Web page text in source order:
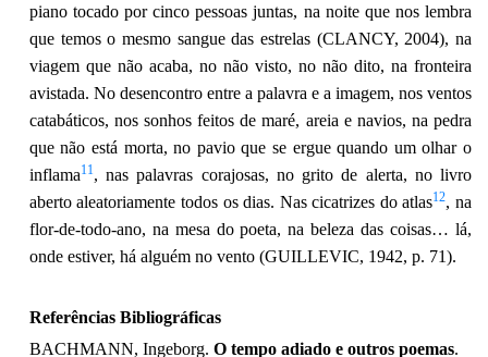
piano tocado por cinco pessoas juntas, na noite que nos lembra
que temos o mesmo sangue das estrelas (CLANCY, 2004), na
viagem que não acaba, no não visto, no não dito, na fronteira
avistada. No desencontro entre a palavra e a imagem, nos ventos
catabáticos, nos sonhos feitos de maré, areia e navios, na pedra
que não está morta, no pavio que se ergue quando um olhar o
inflama11, nas palavras corajosas, no grito de alerta, no livro
aberto aleatoriamente todos os dias. Nas cicatrizes do atlas12, na
flor-de-todo-ano, na mesa do poeta, na beleza das coisas… lá,
onde estiver, há alguém no vento (GUILLEVIC, 1942, p. 71).
Referências Bibliográficas
BACHMANN, Ingeborg. O tempo adiado e outros poemas.